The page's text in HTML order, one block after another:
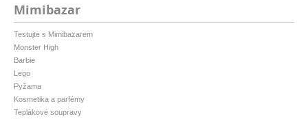
Mimibazar
Testujte s Mimibazarem
Monster High
Barbie
Lego
Pyžama
Kosmetika a parfémy
Teplákové soupravy